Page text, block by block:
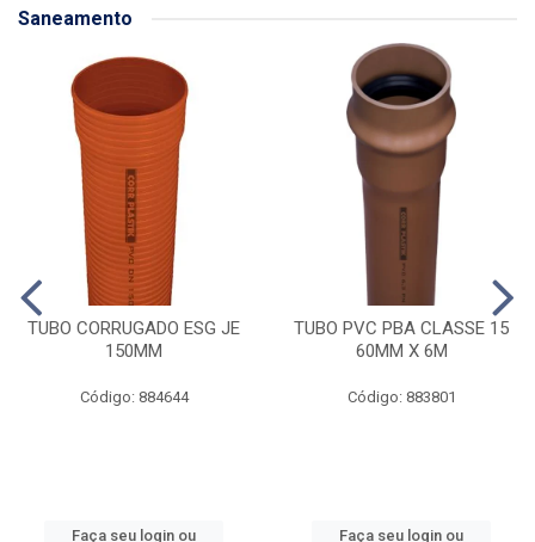
Saneamento
TUBO CORRUGADO ESG JE
150MM
Código: 884644
Faça seu login ou
TUBO PVC PBA CLASSE 15
60MM X 6M
Código: 883801
Faça seu login ou